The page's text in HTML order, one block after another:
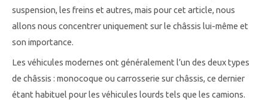
suspension, les freins et autres, mais pour cet article, nous
allons nous concentrer uniquement sur le châssis lui-même et
son importance.
Les véhicules modernes ont généralement l’un des deux types
de châssis : monocoque ou carrosserie sur châssis, ce dernier
étant habituel pour les véhicules lourds tels que les camions.